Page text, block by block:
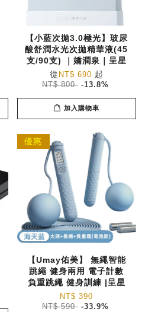
【小藍次拋3.0極光】玻尿
酸舒潤水光次拋精華液(45
支/90支) ｜嬌潤泉｜呈星
從 NT$ 690 起
NT$ 800 -13.8%
加入購物車
優惠
【Umay佑美】 無繩智能
跳繩 健身兩用 電子計數
負重跳繩 健身訓練 |呈星
NT$ 390
NT$ 590 -33.9%